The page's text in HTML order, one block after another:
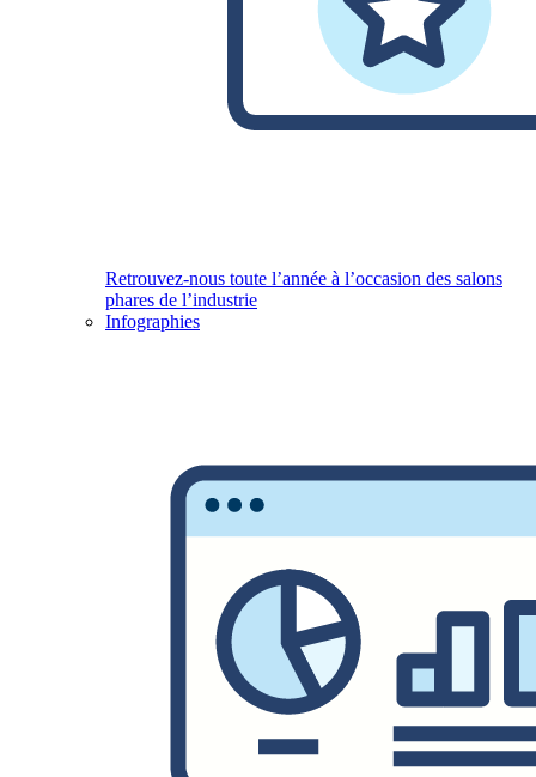
Retrouvez-nous toute l’année à l’occasion des salons
phares de l’industrie
Infographies